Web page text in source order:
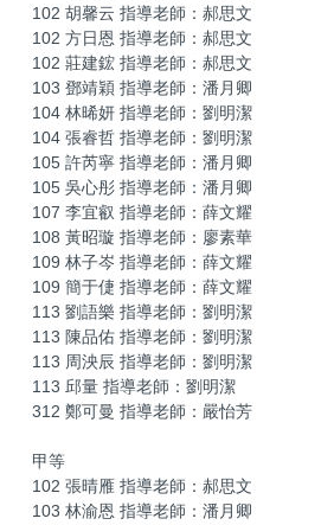
102 胡馨云 指導老師：郝思文
102 方日恩 指導老師：郝思文
102 莊建鋐 指導老師：郝思文
103 鄧靖穎 指導老師：潘月卿
104 林晞妍 指導老師：劉明潔
104 張睿哲 指導老師：劉明潔
105 許芮寧 指導老師：潘月卿
105 吳心彤 指導老師：潘月卿
107 李宜叡 指導老師：薛文耀
108 黃昭璇 指導老師：廖素華
109 林子岑 指導老師：薛文耀
109 簡于倢 指導老師：薛文耀
113 劉語樂 指導老師：劉明潔
113 陳品佑 指導老師：劉明潔
113 周泱辰 指導老師：劉明潔
113 邱量 指導老師：劉明潔
312 鄭可曼 指導老師：嚴怡芳
甲等
102 張晴雁 指導老師：郝思文
103 林渝恩 指導老師：潘月卿